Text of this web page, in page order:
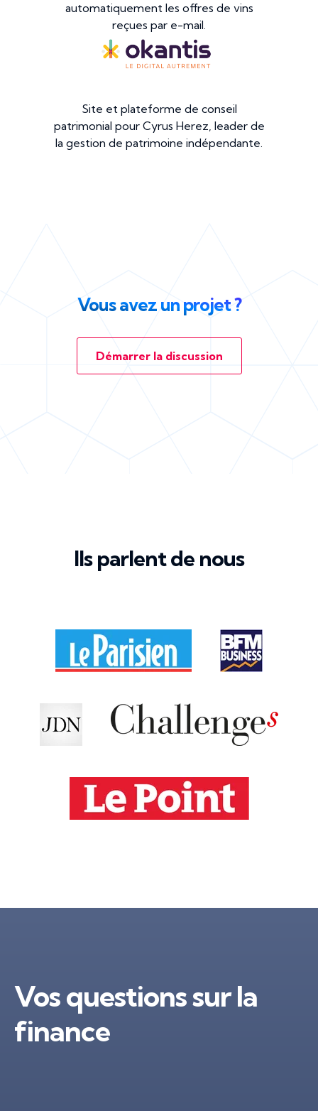
automatiquement les offres de vins
reçues par e-mail.
Site et plateforme de conseil
patrimonial pour Cyrus Herez, leader de
la gestion de patrimoine indépendante.
Vous avez un projet ?
Démarrer la discussion
Ils parlent de nous
Vos questions sur la
finance